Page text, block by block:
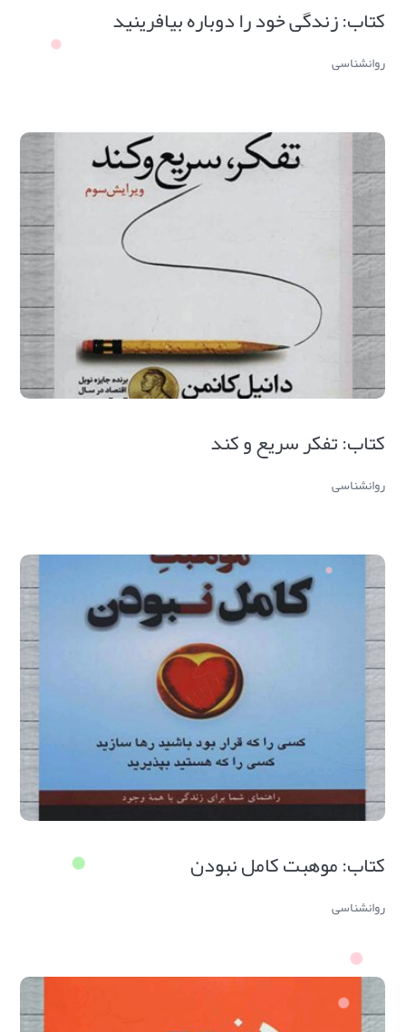
کتاب: زندگی خود را دوباره بیافرینید
روانشناسی
کتاب: تفکر سریع و کند
روانشناسی
کتاب: موهبت کامل نبودن
روانشناسی